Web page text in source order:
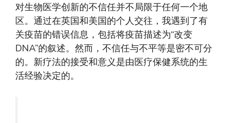
对生物医学创新的不信任并不局限于任何一个地
区。通过在英国和美国的个人交往，我遇到了有
关疫苗的错误信息，包括将疫苗描述为“改变
DNA”的叙述。然而，不信任与不平等是密不可分
的。新疗法的接受和意义是由医疗保健系统的生
活经验决定的。